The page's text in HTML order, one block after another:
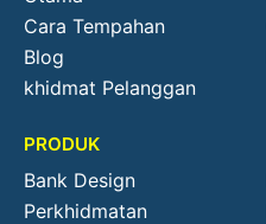
Cara Tempahan
Blog
khidmat Pelanggan
PRODUK
Bank Design
Perkhidmatan